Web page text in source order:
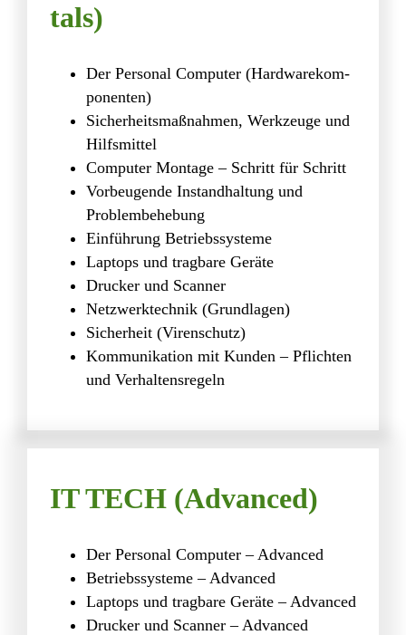
Daten­schutz­er­klä­rung
tals)
Der Personal Computer (Hard­ware­kom­
po­nenten)
Sicher­heits­maß­nahmen, Werk­zeuge und
Hilfsmittel
Computer Montage – Schritt für Schritt
Vorbeu­gende Instand­hal­tung und
Problembehebung
Einfüh­rung Betriebssysteme
Laptops und trag­bare Geräte
Drucker und Scanner
Netz­werk­technik (Grund­lagen)
Sicher­heit (Viren­schutz)
Kommu­ni­ka­tion mit Kunden – Pflichten
und Verhaltensregeln
IT TECH (Advanced)
Der Personal Computer – Advanced
Betriebs­sys­teme – Advanced
Laptops und trag­bare Geräte – Advanced
Drucker und Scanner – Advanced